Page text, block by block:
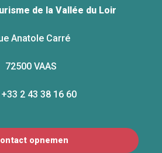
de la Vallée du Loir
Anatole Carré
72500 VAAS
2 43 38 16 60
opnemen